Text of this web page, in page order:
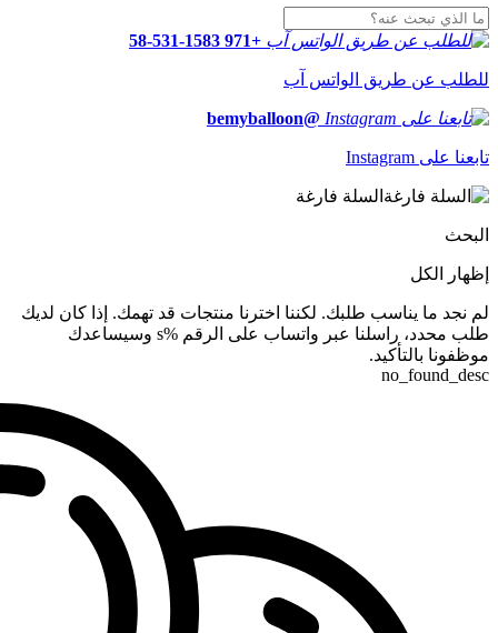
+971 58-531-1583
للطلب عن طريق الواتس آب
@bemyballoon
تابعنا على Instagram
السلة فارغة
البحث
إظهار الكل
لم نجد ما يناسب طلبك. لكننا اخترنا منتجات قد تهمك. إذا كان لديك
طلب محدد، راسلنا عبر واتساب على الرقم %s وسيساعدك
موظفونا بالتأكيد.
no_found_desc